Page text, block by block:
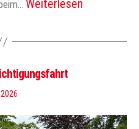
Weiterlesen